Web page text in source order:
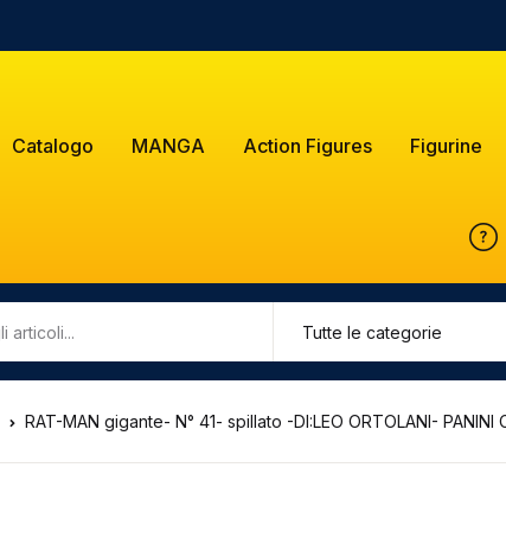
Catalogo MANGA Action Figures Figurine
RAT-MAN gigante- N° 41- spillato -DI:LEO ORTOLANI-